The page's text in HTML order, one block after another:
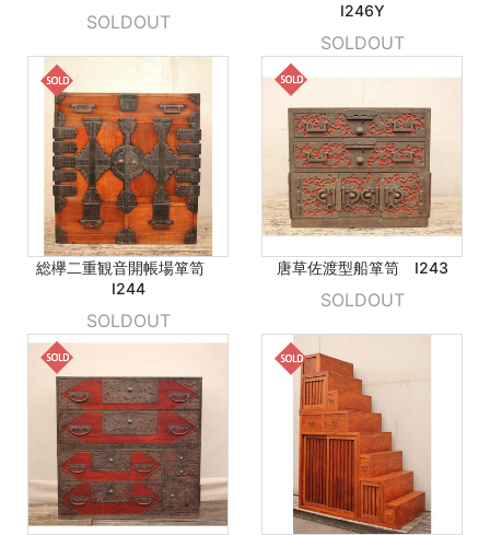
SOLDOUT
I246Y
SOLDOUT
総欅二重観音開帳場箪笥
I244
SOLDOUT
唐草佐渡型船箪笥 I243
SOLDOUT